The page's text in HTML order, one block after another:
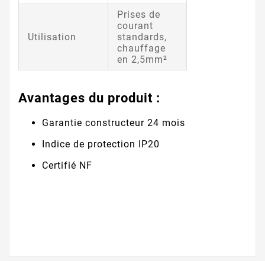
Utilisation
Prises de
courant
standards,
chauffage
en 2,5mm²
Avantages du produit :
Garantie constructeur 24 mois
Indice de protection IP20
Certifié NF